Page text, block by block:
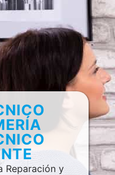
Reparación y